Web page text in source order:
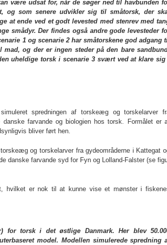
være udsat for, når de søger ned til havbunden
og som senere udvikler sig til småtorsk, der
at ende ved et godt levested med stenrev med
smådyr. Der findes også andre gode levesteder
1 og scenarie 2 har småtorskene god adgang
og der er ingen steder på den bare
uheldige torsk i scenarie 3 svært ved at klare
spredningen af torskeæg og torskelarver
farvande og biologien hos torsk. Formålet er
bliver ført hen.
og torskelarver fra gydeområderne i Kattegat
danske farvande syd for Fyn og Lolland-Falster (se
hvilket er nok til at kunne vise et mønster i
for torsk i det østlige Danmark. Her blev
model. Modellen simulerede spredning